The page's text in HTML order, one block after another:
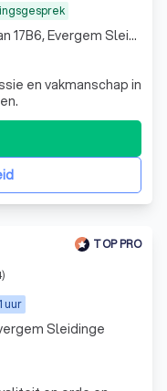
en vakmanschap in
Delori-Maeslaan 17B6, Evergem Sleidinge
TOP PRO
uur
Sleidinge